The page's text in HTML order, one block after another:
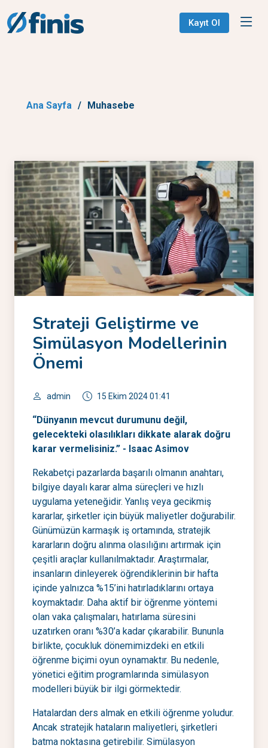
Kayıt Ol
Ana Sayfa Muhasebe
Strateji Geliştirme ve
Simülasyon Modellerinin
Önemi
admin 15 Ekim 2024 01:41
“Dünyanın mevcut durumunu değil,
gelecekteki olasılıkları dikkate alarak doğru
karar vermelisiniz.” - Isaac Asimov
Rekabetçi pazarlarda başarılı olmanın anahtarı,
bilgiye dayalı karar alma süreçleri ve hızlı
uygulama yeteneğidir. Yanlış veya gecikmiş
kararlar, şirketler için büyük maliyetler doğurabilir.
Günümüzün karmaşık iş ortamında, stratejik
kararların doğru alınma olasılığını artırmak için
çeşitli araçlar kullanılmaktadır. Araştırmalar,
insanların dinleyerek öğrendiklerinin bir hafta
içinde yalnızca %15’ini hatırladıklarını ortaya
koymaktadır. Daha aktif bir öğrenme yöntemi
olan vaka çalışmaları, hatırlama süresini
uzatırken oranı %30’a kadar çıkarabilir. Bununla
birlikte, çocukluk dönemimizdeki en etkili
öğrenme biçimi oyun oynamaktır. Bu nedenle,
yönetici eğitim programlarında simülasyon
modelleri büyük bir ilgi görmektedir.
Hatalardan ders almak en etkili öğrenme yoludur.
Ancak stratejik hataların maliyetleri, şirketleri
batma noktasına getirebilir. Simülasyon